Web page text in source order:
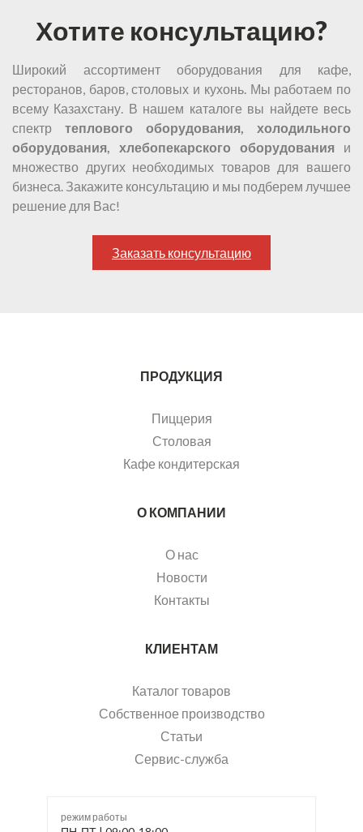
Хотите консультацию?
Широкий ассортимент оборудования для кафе,
ресторанов, баров, столовых и кухонь. Мы работаем по
всему Казахстану. В нашем каталоге вы найдете весь
спектр теплового оборудования, холодильного
оборудования, хлебопекарского оборудования и
множество других необходимых товаров для вашего
бизнеса. Закажите консультацию и мы подберем лучшее
решение для Вас!
Заказать консультацию
ПРОДУКЦИЯ
Пиццерия
Столовая
Кафе кондитерская
О КОМПАНИИ
О нас
Новости
Контакты
КЛИЕНТАМ
Каталог товаров
Собственное производство
Статьи
Сервис-служба
режим работы